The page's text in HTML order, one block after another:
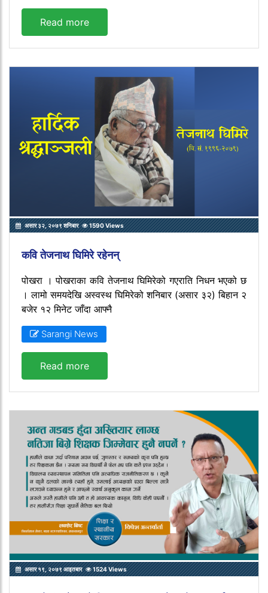
Read more
असार ३२, २०७९ शनिबार 1590 Views
कवि तेजनाथ घिमिरे रहेनन्
पोखरा । पोखराका कवि तेजनाथ घिमिरेको गएराति निधन भएको छ
। लामो समयदेखि अस्वस्थ घिमिरेको शनिबार (असार ३२) बिहान २
बजेर १२ मिनेट जाँदा आफ्नै
Sarangi News
Read more
असार १९, २०७९ आइतबार 1524 Views